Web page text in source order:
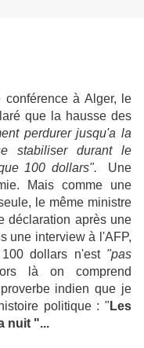
à Alger, le
que la hausse des
perdurer jusqu'a la
stabiliser durant le
100 dollars".
Une
Mais comme une
le même ministre
déclaration après une
une interview à l'AFP,
dollars n'est "pas
là on comprend
indien que je
politique : " Les
nuit "...